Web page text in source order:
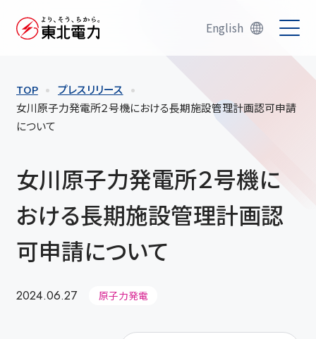
English
TOP
プレスリリース
女川原子力発電所２号機における長期施設管理計画認可申請
について
女川原子力発電所２号機に
おける長期施設管理計画認
可申請について
2024.06.27 原子力発電